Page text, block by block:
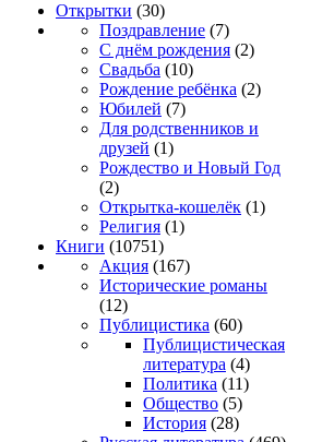
Открытки (30)
Поздравление (7)
С днём рождения (2)
Свадьба (10)
Рождение ребёнка (2)
Юбилей (7)
Для родственников и
друзей (1)
Рождество и Новый Год
(2)
Открытка-кошелёк (1)
Религия (1)
Книги (10751)
Акция (167)
Исторические романы
(12)
Публицистика (60)
Публицистическая
литература (4)
Политика (11)
Общество (5)
История (28)